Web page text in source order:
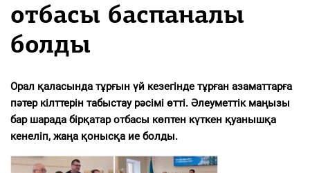
отбасы баспаналы
болды
Орал қаласында тұрғын үй кезегінде тұрған азаматтарға
пәтер кілттерін табыстау рәсімі өтті. Әлеуметтік маңызы
бар шарада бірқатар отбасы көптен күткен қуанышқа
кенеліп, жаңа қонысқа ие болды.